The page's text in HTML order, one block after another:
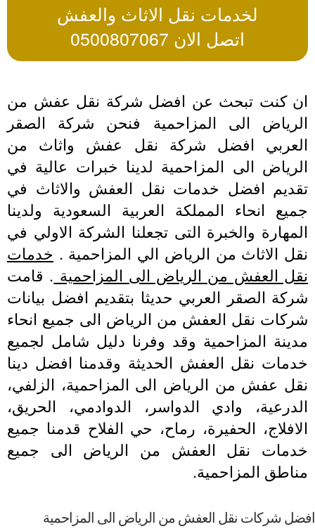
لخدمات نقل الاثاث والعفش
اتصل الان 0500807067
كنت تبحث عن افضل شركة نقل عفش من
الى المزاحمية فنحن شركة الصقر
افضل شركة نقل عفش واثاث من
الى المزاحمية لدينا خبرات عالية في
افضل خدمات نقل العفش والاثاث في
انحاء المملكة العربية السعودية ولدينا
والخبرة التى تجعلنا الشركة الاولي في
الاثاث من الرياض الي المزاحمية . خدمات
العفش من الرياض الى المزاحمية. قامت
الصقر العربي حديثا بتقديم افضل بيانات
نقل العفش من الرياض الى جميع انحاء
المزاحمية وقد وفرنا دليل شامل لجميع
نقل العفش الحديثة وقدمنا افضل دينا
عفش من الرياض الى المزاحمية، الزلفي،
وادي الدواسر، الدوادمي، الحريق،
الحفيرة، رماح، حي الفلاح قدمنا جميع
نقل العفش من الرياض الى جميع
المزاحمية.
شركات نقل العفش من الرياض الى المزاحمية